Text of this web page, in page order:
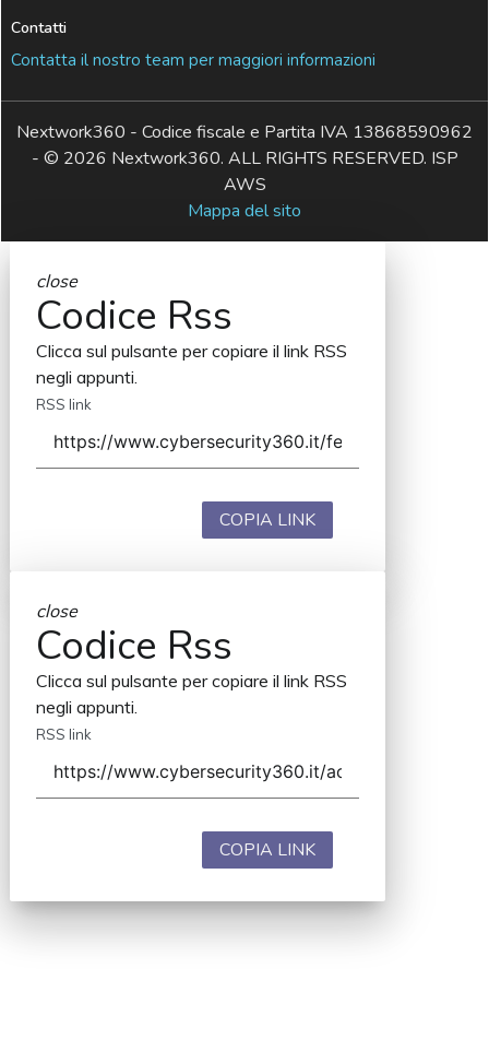
Contatti
Contatta il nostro team per maggiori informazioni
Nextwork360 - Codice fiscale e Partita IVA 13868590962
- © 2026 Nextwork360. ALL RIGHTS RESERVED. ISP
AWS
Mappa del sito
close
Codice Rss
Clicca sul pulsante per copiare il link RSS
negli appunti.
RSS link
COPIA LINK
close
Codice Rss
Clicca sul pulsante per copiare il link RSS
negli appunti.
RSS link
COPIA LINK